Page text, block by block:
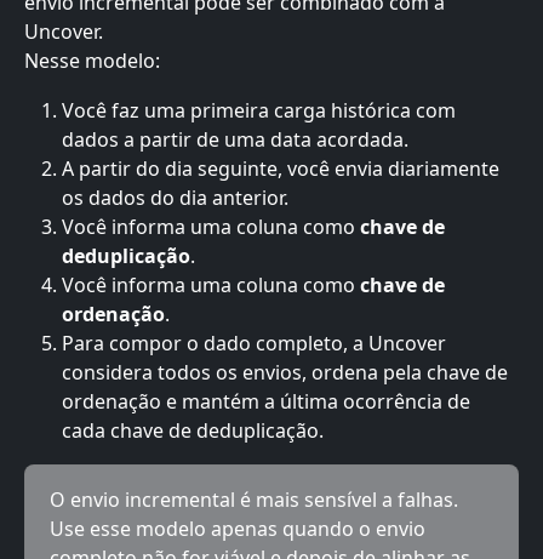
Uncover.
Nesse modelo:
Você faz uma primeira carga histórica com
dados a partir de uma data acordada.
A partir do dia seguinte, você envia diariamente
os dados do dia anterior.
Você informa uma coluna como chave de
deduplicação.
Você informa uma coluna como chave de
ordenação.
Para compor o dado completo, a Uncover
considera todos os envios, ordena pela chave de
ordenação e mantém a última ocorrência de
cada chave de deduplicação.
O envio incremental é mais sensível a falhas.
Use esse modelo apenas quando o envio